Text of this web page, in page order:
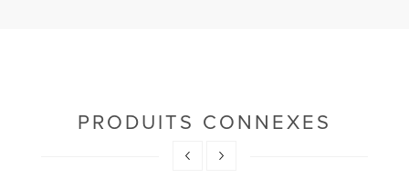
PRODUITS CONNEXES